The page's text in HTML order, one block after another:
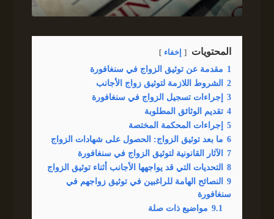
المحتويات إخفاء
1 مقدمة عن توثيق الزواج في سنغافورة
2
الشروط اللازمة لتوثيق زواج الأجانب
3
إجراءات تسجيل الزواج في سنغافورة
4 تقديم الوثائق المطلوبة
5
إجراءات المحكمة المختصة
6 ما بعد توثيق الزواج: الحصول على شهادات الزواج
7
الآثار القانونية لتوثيق الزواج في سنغافورة
8
التحديات التي قد يواجهها الأجانب أثناء توثيق الزواج
9
النصائح الهامة للراغبين في توثيق زواجهم في
سنغافورة
9.1 مواضيع ذات صلة